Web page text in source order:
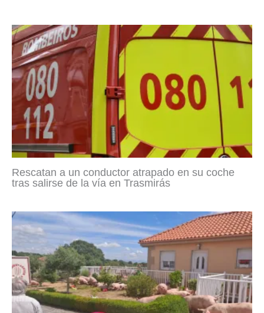
Rescatan a un conductor atrapado en su coche
tras salirse de la vía en Trasmirás